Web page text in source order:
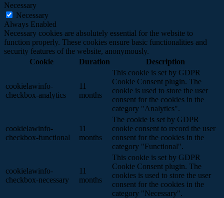
Necessary
Necessary
Always Enabled
Necessary cookies are absolutely essential for the website to
function properly. These cookies ensure basic functionalities and
security features of the website, anonymously.
Cookie
Duration Description
cookielawinfo-
checkbox-analytics
11
months
This cookie is set by GDPR
Cookie Consent plugin. The
cookie is used to store the user
consent for the cookies in the
category "Analytics".
cookielawinfo-
checkbox-functional
11
months
The cookie is set by GDPR
cookie consent to record the user
consent for the cookies in the
category "Functional".
cookielawinfo-
checkbox-necessary
11
months
This cookie is set by GDPR
Cookie Consent plugin. The
cookies is used to store the user
consent for the cookies in the
category "Necessary".